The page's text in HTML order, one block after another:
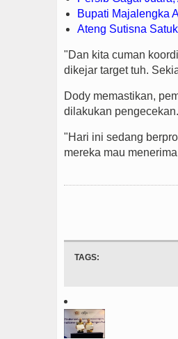
Bupati Majalengka
Ateng Sutisna
"Dan kita cuman
dikejar target tuh.
Dody memastikan,
dilakukan pengecekan.
"Hari ini sedang
mereka mau
TAGS: